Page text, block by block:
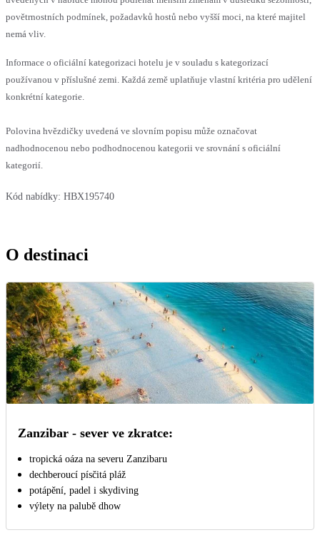
povětrnostních podmínek, požadavků hostů nebo vyšší moci, na které majitel
nemá vliv.
Informace o oficiální kategorizaci hotelu je v souladu s kategorizací
používanou v příslušné zemi. Každá země uplatňuje vlastní kritéria pro udělení
konkrétní kategorie.
Polovina hvězdičky uvedená ve slovním popisu může označovat
nadhodnocenou nebo podhodnocenou kategorii ve srovnání s oficiální
kategorií.
Kód nabídky: HBX195740
O destinaci
Zanzibar - sever ve zkratce:
tropická oáza na severu Zanzibaru
dechberoucí písčitá pláž
potápění, padel i skydiving
výlety na palubě dhow